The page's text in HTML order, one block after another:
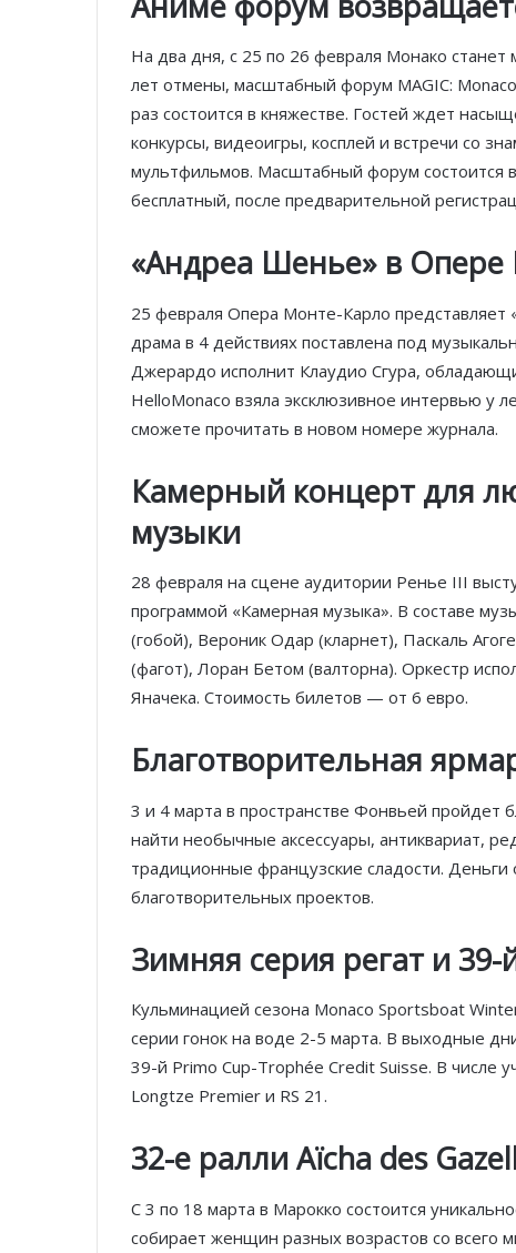
На два дня, с 25 по 26 февраля Монако
лет отмены, масштабный форум MAGIC:
раз состоится в княжестве. Гостей ждет
конкурсы, видеоигры, косплей и встречи со
мультфильмов. Масштабный форум состоится
бесплатный, после предварительной
«Андреа Шенье» в
25 февраля Опера Монте-Карло
драма в 4 действиях поставлена под
Джерардо исполнит Клаудио Сгура,
HelloMonaco взяла эксклюзивное интервью у
сможете прочитать в новом номере журнала.
Камерный концерт для
музыки
28 февраля на сцене аудитории Ренье III
программой «Камерная музыка». В составе
(гобой), Вероник Одар (кларнет), Паскаль
(фагот), Лоран Бетом (валторна). Оркестр
Яначека. Стоимость билетов — от 6 евро.
Благотворительная
3 и 4 марта в пространстве Фонвьей пройдет
найти необычные аксессуары, антиквариат,
традиционные французские сладости.
благотворительных проектов.
Зимняя серия регат и 39-
Кульминацией сезона Monaco Sportsboat
серии гонок на воде 2-5 марта. В выходные
39-й Primo Cup-Trophée Credit Suisse. В числе
Longtze Premier и RS 21.
32-е ралли Aïcha des
С 3 по 18 марта в Марокко состоится
собирает женщин разных возрастов со всего